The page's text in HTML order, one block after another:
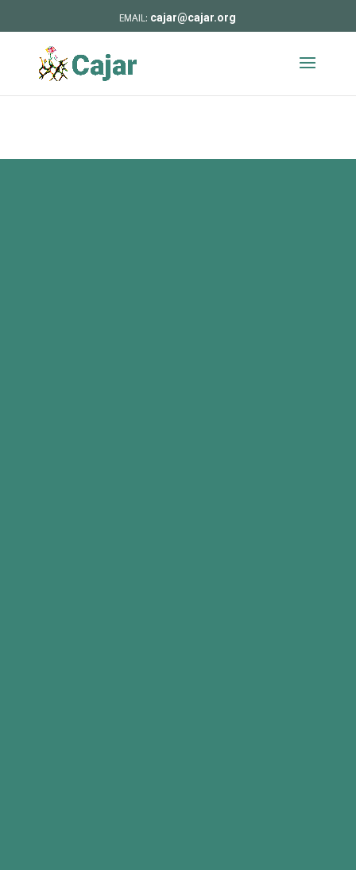
cajar@cajar.org